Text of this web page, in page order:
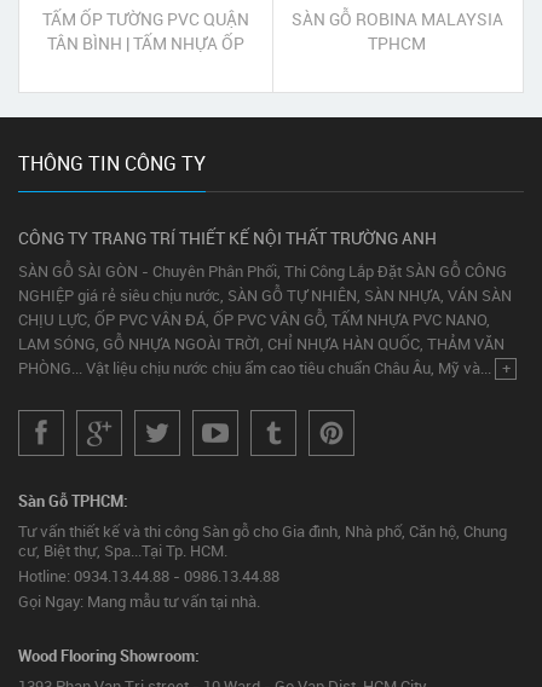
TẤM ỐP TƯỜNG PVC QUẬN
TÂN BÌNH | TẤM NHỰA ỐP
BÌNH
SÀN GỖ ROBINA MALAYSIA
TPHCM
THÔNG TIN CÔNG TY
CÔNG TY TRANG TRÍ THIẾT KẾ NỘI THẤT TRƯỜNG ANH
SÀN GỖ SÀI GÒN - Chuyên Phân Phối, Thi Công Lắp Đặt SÀN GỖ CÔNG
NGHIỆP giá rẻ siêu chịu nước, SÀN GỖ TỰ NHIÊN, SÀN NHỰA, VÁN SÀN
CHỊU LỰC, ỐP PVC VÂN ĐÁ, ỐP PVC VÂN GỖ, TẤM NHỰA PVC NANO,
LAM SÓNG, GỖ NHỰA NGOÀI TRỜI, CHỈ NHỰA HÀN QUỐC, THẢM VĂN
PHÒNG... Vật liệu chịu nước chịu ẩm cao tiêu chuẩn Châu Âu, Mỹ và... +
Sàn Gỗ TPHCM:
Tư vấn thiết kế và thi công Sàn gỗ cho Gia đình, Nhà phố, Căn hộ, Chung
cư, Biệt thự, Spa...Tại Tp. HCM.
Hotline: 0934.13.44.88 - 0986.13.44.88
Gọi Ngay: Mang mẫu tư vấn tại nhà.
Wood Flooring Showroom: